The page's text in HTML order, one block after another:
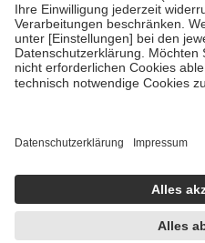
• Untersuchungen zur Vorsorge
GKV getragen werden
• empfohlenen Schutzimpfungen
• Harn- und Blutteststreifen
getroffen, um sicherzustellen,
https://help.etrusted.com/hc/de/
Einige Bilder und Inhalte